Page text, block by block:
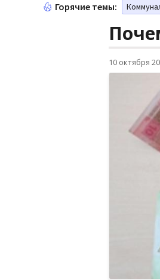
Горячие темы:
10 октября